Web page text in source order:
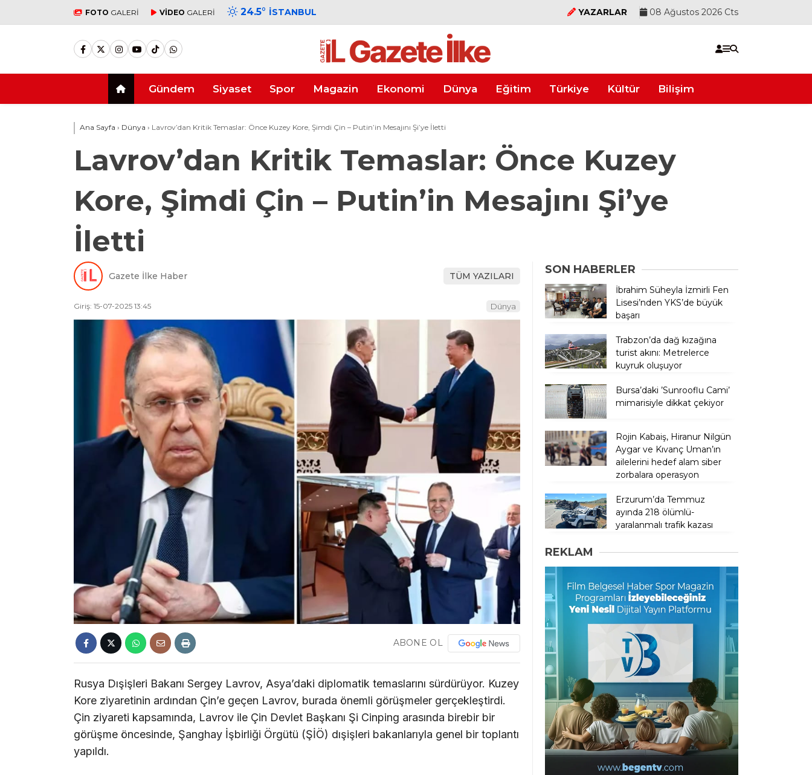
FOTO GALERİ VİDEO GALERİ 24.5° İSTANBUL YAZARLAR 08 Ağustos 2026 Cts
Gündem Siyaset Spor Magazin Ekonomi Dünya Eğitim Türkiye Kültür Bilişim
Ana Sayfa › Dünya › Lavrov’dan Kritik Temaslar: Önce Kuzey Kore, Şimdi Çin – Putin’in Mesajını Şi’ye İletti
Lavrov’dan Kritik Temaslar: Önce Kuzey
Kore, Şimdi Çin – Putin’in Mesajını Şi’ye
İletti
Gazete İlke Haber TÜM YAZILARI
Giriş: 15-07-2025 13:45 Dünya
ABONE OL
Rusya Dışişleri Bakanı Sergey Lavrov, Asya’daki diplomatik temaslarını sürdürüyor. Kuzey
Kore ziyaretinin ardından Çin’e geçen Lavrov, burada önemli görüşmeler gerçekleştirdi.
Çin ziyareti kapsamında, Lavrov ile Çin Devlet Başkanı Şi Cinping arasında birebir bir
görüşme öncesinde, Şanghay İşbirliği Örgütü (ŞİÖ) dışişleri bakanlarıyla genel bir toplantı
yapıldı.
SON HABERLER
İbrahim Süheyla İzmirli Fen
Lisesi’nden YKS’de büyük
başarı
Trabzon’da dağ kızağına
turist akını: Metrelerce
kuyruk oluşuyor
Bursa’daki ’Sunrooflu Cami’
mimarisiyle dikkat çekiyor
Rojin Kabaiş, Hiranur Nilgün
Aygar ve Kıvanç Uman’ın
ailelerini hedef alam siber
zorbalara operasyon
Erzurum’da Temmuz
ayında 218 ölümlü-
yaralanmalı trafik kazası
REKLAM